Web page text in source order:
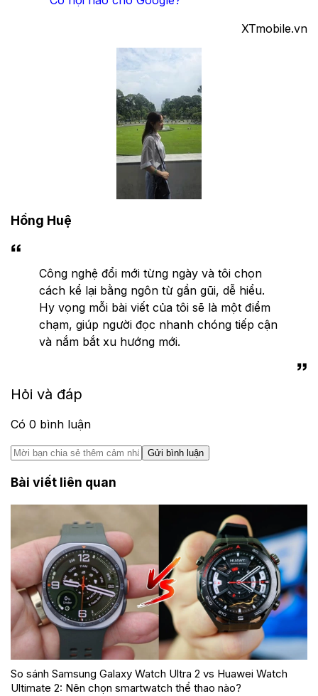
XTmobile.vn
Hồng Huệ
Công nghệ đổi mới từng ngày và tôi chọn
cách kể lại bằng ngôn từ gần gũi, dễ hiểu.
Hy vọng mỗi bài viết của tôi sẽ là một điểm
chạm, giúp người đọc nhanh chóng tiếp cận
và nắm bắt xu hướng mới.
Hỏi và đáp
Có 0 bình luận
Gửi bình luận
Bài viết liên quan
So sánh Samsung Galaxy Watch Ultra 2 vs Huawei Watch
Ultimate 2: Nên chọn smartwatch thể thao nào?